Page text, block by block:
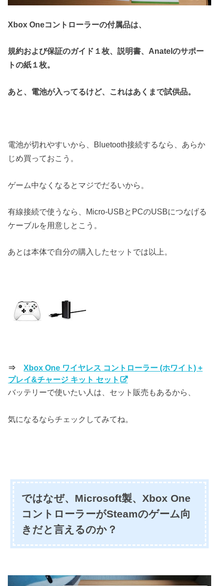
Xbox Oneコントローラーの付属品は、
規約および保証のガイド１枚、説明書、Anatelのサポー
トの紙１枚。
あと、電池が入ってるけど、これはあくまで試供品。
電池が切れやすいから、Bluetooth接続するなら、あらか
じめ買っておこう。
ゲーム中なくなるとマジでだるいから。
有線接続で使うなら、Micro-USBとPCのUSBにつなげる
ケーブルを用意しとこう。
あとは本体で自分の購入したセットでは以上。
⇒Xbox One ワイヤレス コントローラー (ホワイト) +
プレイ&チャージ キット セット
バッテリーで使いたい人は、セット販売もあるから、
気になるならチェックしてみてね。
ではなぜ、Microsoft製、Xbox One
コントローラーがSteamのゲーム向
きだと言えるのか？